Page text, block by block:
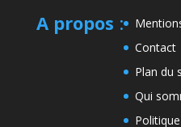
A propos :
Contact
Plan du
Qui